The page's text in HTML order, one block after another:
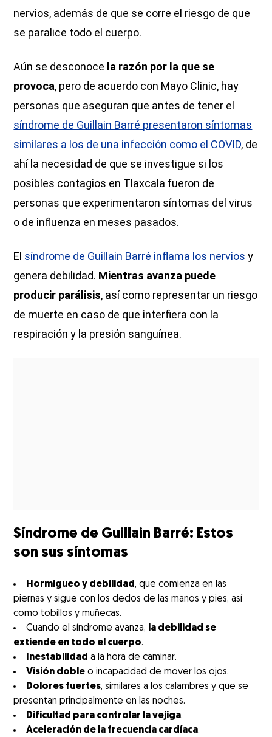
nervios, además de que se corre el riesgo de que
se paralice todo el cuerpo.
Aún se desconoce la razón por la que se
provoca, pero de acuerdo con Mayo Clinic, hay
personas que aseguran que antes de tener el
síndrome de Guillain Barré presentaron síntomas
similares a los de una infección como el COVID, de
ahí la necesidad de que se investigue si los
posibles contagios en Tlaxcala fueron de
personas que experimentaron síntomas del virus
o de influenza en meses pasados.
El síndrome de Guillain Barré inflama los nervios y
genera debilidad. Mientras avanza puede
producir parálisis, así como representar un riesgo
de muerte en caso de que interfiera con la
respiración y la presión sanguínea.
Síndrome de Guillain Barré: Estos
son sus síntomas
Hormigueo y debilidad, que comienza en las
piernas y sigue con los dedos de las manos y pies, así
como tobillos y muñecas.
Cuando el síndrome avanza,
la debilidad se
extiende en todo el cuerpo.
Inestabilidad a la hora de caminar.
Visión doble o incapacidad de mover los ojos.
Dolores fuertes, similares a los calambres y que se
presentan principalmente en las noches.
Dificultad para controlar la vejiga.
Aceleración de la frecuencia cardíaca.